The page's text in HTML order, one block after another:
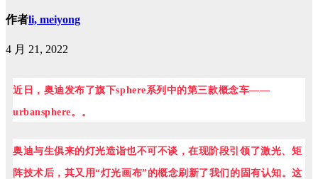
作者li, meiyong
4 月 21, 2022
近日，奥迪发布了旗下sphere系列中的第三款概念车——
urbansphere。。
奥迪与生俱来的灯光造诣也不可不谈，在现阶段引领了激光、矩
阵技术后，其又用“灯光画布”的概念刷新了我们的固有认知。这